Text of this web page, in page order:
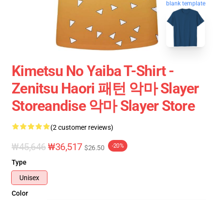
blank template
Kimetsu No Yaiba T-Shirt -
Zenitsu Haori 패턴 악마 Slayer
Storeandise 악마 Slayer Store
(2 customer reviews)
₩45,646₩36,517 $26.50 -20%
Type
Unisex
Color